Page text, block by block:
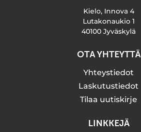
Kielo, Innova 4
Lutakonaukio 1
40100 Jyväskylä
OTA YHTEYTTÄ
Yhteystiedot
Laskutustiedot
Tilaa uutiskirje
LINKKEJÄ